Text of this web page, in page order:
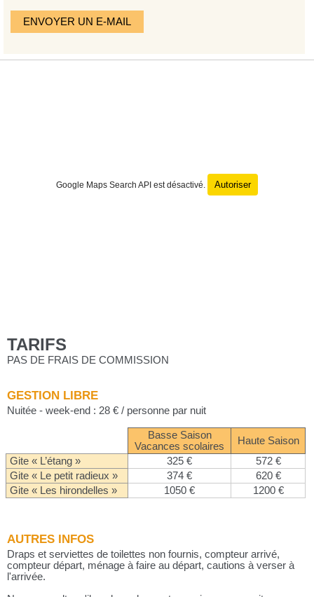
ENVOYER UN E-MAIL
Google Maps Search API est désactivé. Autoriser
TARIFS
PAS DE FRAIS DE COMMISSION
GESTION LIBRE
Nuitée - week-end : 28 € / personne par nuit
Basse Saison
Vacances scolaires
Haute Saison
Gite « L’étang »
325 €
572 €
Gite « Le petit radieux »
374 €
620 €
Gite « Les hirondelles »
1050 € 1200 €
AUTRES INFOS
Draps et serviettes de toilettes non fournis, compteur arrivé,
compteur départ, ménage à faire au départ, cautions à verser à
l'arrivée.